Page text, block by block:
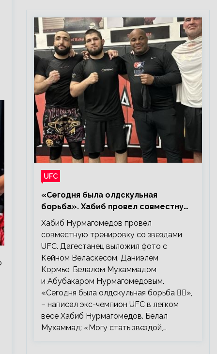
UFC
«Сегодня была олдскульная
борьба». Хабиб провел совместную
тренировку со звездами UFC
Хабиб Нурмагомедов провел
совместную тренировку со звездами
UFC. Дагестанец выложил фото с
Кейном Веласкесом, Даниэлем
Кормье, Белалом Мухаммадом
и Абубакаром Нурмагомедовым.
«Сегодня была олдскульная борьба 🤼‍♂️»,
– написал экс-чемпион UFC в легком
весе Хабиб Нурмагомедов. Белал
Мухаммад: «Могу стать звездой,…